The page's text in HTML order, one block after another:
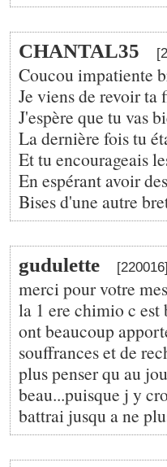
CHANTAL35
Coucou impatiente
Je viens de revoir ta
J'espère que tu vas
La dernière fois tu
Et tu encourageais
En espérant avoir
Bises d'une autre
gudulette
merci pour votre
la 1 ere chimio c est
ont beaucoup
souffrances et de
plus penser qu au
beau...puisque j y
battrai jusqu a ne